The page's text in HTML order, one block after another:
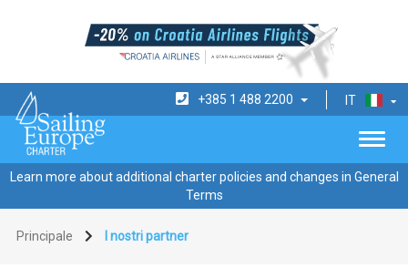
IT
+385 1 488 2200
Learn more about additional charter policies and changes in General
Terms
Principale I nostri partner